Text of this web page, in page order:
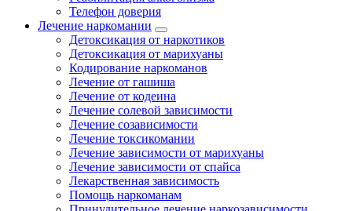
Телефон доверия
Лечение наркомании
Детоксикация от наркотиков
Детоксикация от марихуаны
Кодирование наркоманов
Лечение от гашиша
Лечение от кодеина
Лечение солевой зависимости
Лечение созависимости
Лечение токсикомании
Лечение зависимости от марихуаны
Лечение зависимости от спайса
Лекарственная зависимость
Помощь наркоманам